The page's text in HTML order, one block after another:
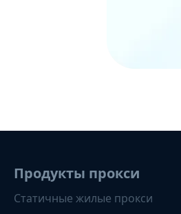
Продукты прокси
Статичные жилые прокси